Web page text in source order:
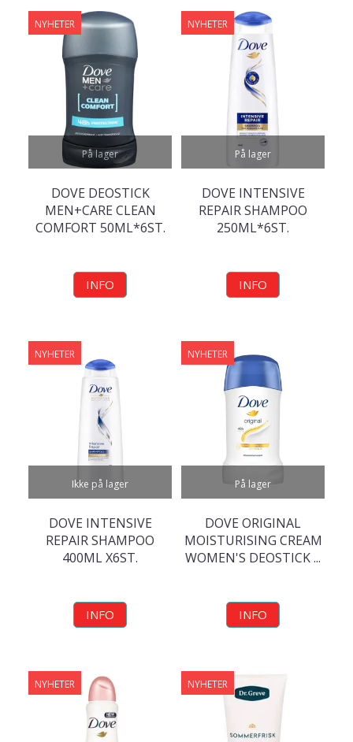
På lager
NYHETER
DOVE DEOSTICK
MEN+CARE CLEAN
COMFORT 50ML*6ST.
INFO
På lager
NYHETER
DOVE INTENSIVE
REPAIR SHAMPOO
250ML*6ST.
INFO
Ikke på lager
NYHETER
DOVE INTENSIVE
REPAIR SHAMPOO
400ML X6ST.
INFO
På lager
NYHETER
DOVE ORIGINAL
MOISTURISING CREAM
WOMEN'S DEOSTICK ...
INFO
NYHETER NYHETER